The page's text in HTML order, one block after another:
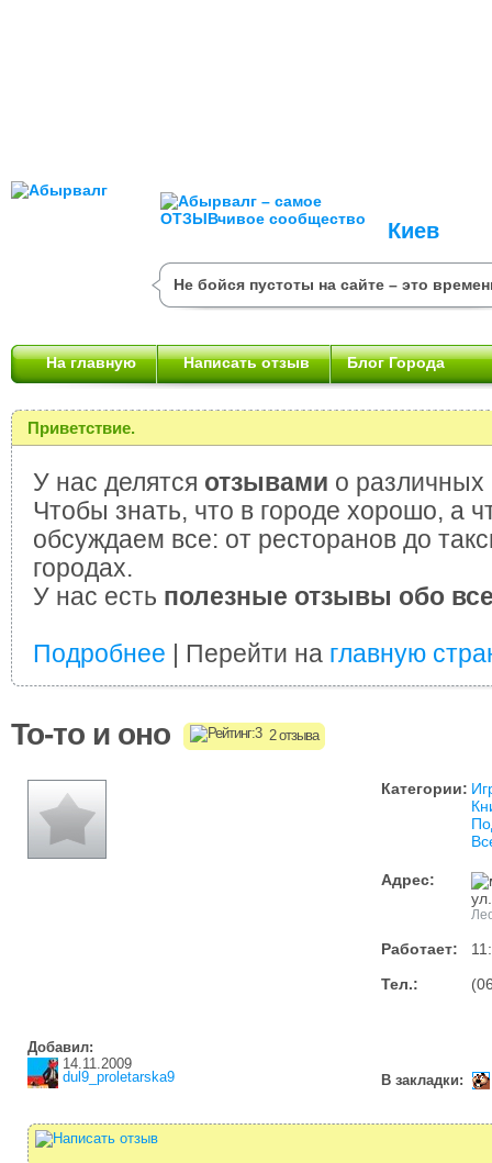
Киев
Не бойся пустоты на сайте – это
На главную Написать отзыв Блог Города
Приветствие.
У нас делятся отзывами о различных
Чтобы знать, что в городе хорошо, а
обсуждаем все: от ресторанов до
городах.
У нас есть полезные отзывы обо
Подробнее | Перейти на главную
То-то и оно 2 отзыва
Категории:
Адрес:
Работает:
Тел.:
Добавил:
14.11.2009
dul9_proletarska9
В закладки: